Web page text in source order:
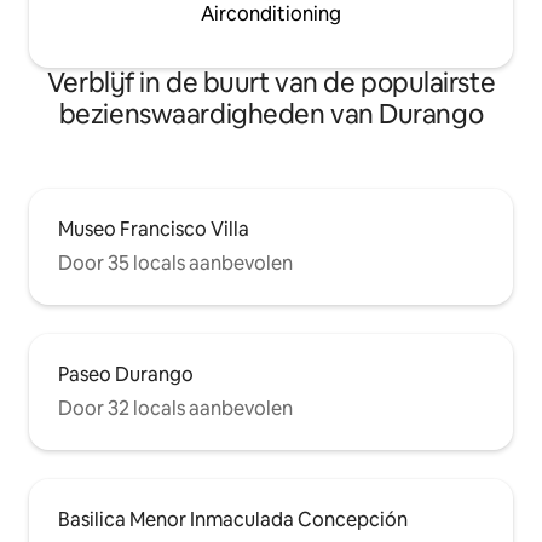
Airconditioning
Verblijf in de buurt van de populairste
bezienswaardigheden van Durango
Museo Francisco Villa
Door 35 locals aanbevolen
Paseo Durango
Door 32 locals aanbevolen
Basilica Menor Inmaculada Concepción